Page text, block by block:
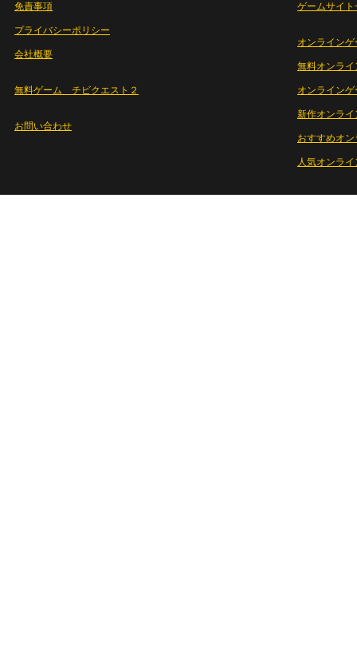
免責事項
プライバシーポリシー
会社概要
無料ゲーム チビクエスト２
お問い合わせ
ゲームサイト
オンラインゲ
無料オンライ
オンライン
新作オンライ
おすすめオ
人気オンラ